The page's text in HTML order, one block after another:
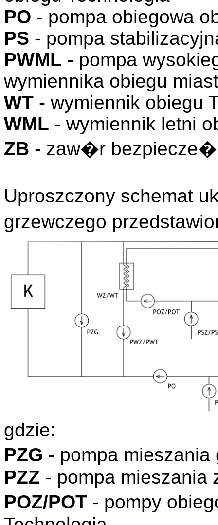
PO - pompa obiegowa
PS - pompa
PWML - pompa
wymiennika obiegu
WT - wymiennik obiegu
WML - wymiennik letni
ZB - zaw�r
Uproszczony schemat
grzewczego
gdzie:
PZG - pompa
PZZ - pompa mieszania
POZ/POT - pompy